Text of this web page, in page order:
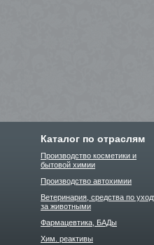
Каталог по отраслям
Производство косметики и
бытовой химии
Производство автохимии
Ветеринария, средства по
за животными
Фармацевтика, БАДы
Хим. реактивы